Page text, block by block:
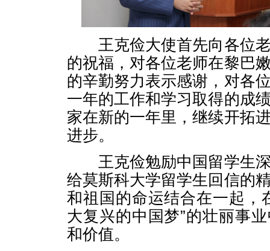
王克俭大使首先向各位老
的祝福，对各位老师在黎巴
的辛勤努力表示感谢，对各
一年的工作和学习取得的成
家在新的一年里，继续开拓
进步。
王克俭勉励中国留学生深
给莫斯科大学留学生回信的
和祖国的命运结合在一起，
大复兴的中国梦”的壮丽事
和价值。